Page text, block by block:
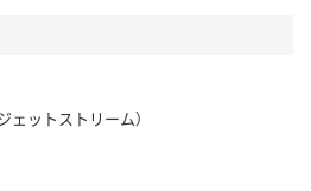
ェットストリーム）